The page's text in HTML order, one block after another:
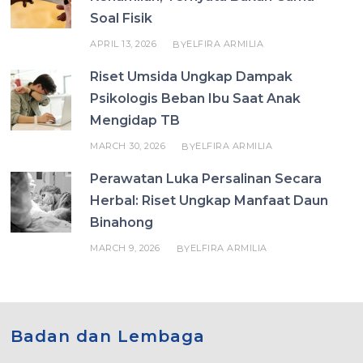
Soal Fisik
APRIL 13, 2026 BYELFIRA ARMILIA
Riset Umsida Ungkap Dampak
Psikologis Beban Ibu Saat Anak
Mengidap TB
MARCH 30, 2026 BYELFIRA ARMILIA
Perawatan Luka Persalinan Secara
Herbal: Riset Ungkap Manfaat Daun
Binahong
MARCH 9, 2026 BYELFIRA ARMILIA
Badan dan Lembaga